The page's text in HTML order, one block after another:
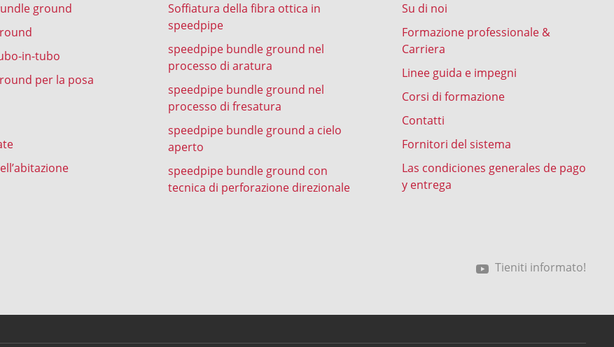
ground
in-tubo
per la posa
Soffiatura della fibra ottica in
speedpipe
speedpipe bundle ground nel
processo di aratura
speedpipe bundle ground nel
processo di fresatura
speedpipe bundle ground a cielo
aperto
speedpipe bundle ground con
tecnica di perforazione direzionale
Su di noi
Formazione professionale &
Carriera
Linee guida e impegni
Corsi di formazione
Contatti
Fornitori del sistema
Las condiciones generales de pago
y entrega
Tieniti informato!